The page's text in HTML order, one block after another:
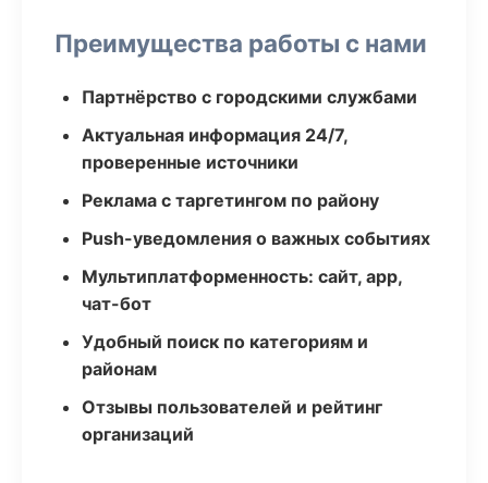
Преимущества работы с нами
Партнёрство с городскими службами
Актуальная информация 24/7,
проверенные источники
Реклама с таргетингом по району
Push-уведомления о важных событиях
Мультиплатформенность: сайт, app,
чат-бот
Удобный поиск по категориям и
районам
Отзывы пользователей и рейтинг
организаций